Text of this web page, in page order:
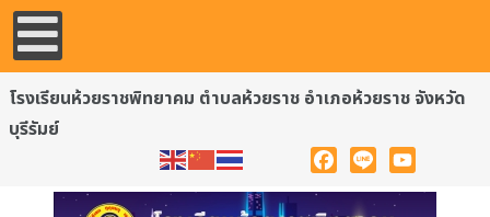
โรงเรียนห้วยราชพิทยาคม ตำบลห้วยราช อำเภอห้วยราช จังหวัด
บุรีรัมย์
Facebook
Line YouTube